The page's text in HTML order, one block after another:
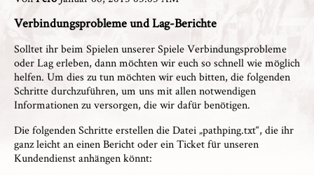
Verbindungsprobleme und Lag-Berichte
Solltet ihr beim Spielen unserer Spiele Verbindungsprobleme
oder Lag erleben, dann möchten wir euch so schnell wie möglich
helfen. Um dies zu tun möchten wir euch bitten, die folgenden
Schritte durchzuführen, um uns mit allen notwendigen
Informationen zu versorgen, die wir dafür benötigen.
Die folgenden Schritte erstellen die Datei „pathping.txt“, die ihr
ganz leicht an einen Bericht oder ein Ticket für unseren
Kundendienst anhängen könnt: